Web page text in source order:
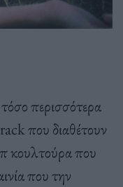
περισσότερα
που διαθέτουν
κουλτούρα που
που την